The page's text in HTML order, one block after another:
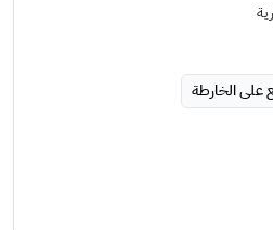
على الخارطة